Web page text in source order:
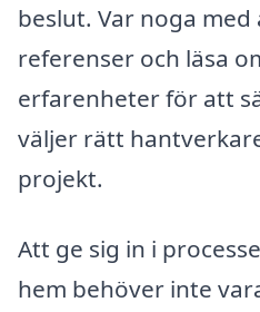
beslut. Var noga
referenser och läsa
erfarenheter för att
väljer rätt
projekt.
Att ge sig in i
hem behöver inte